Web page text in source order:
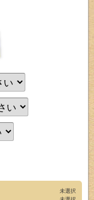
未選択